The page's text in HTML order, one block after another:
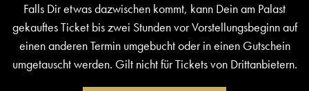
Falls Dir etwas dazwischen kommt, kann Dein am Palast
gekauftes Ticket bis zwei Stunden vor Vorstellungsbeginn auf
einen anderen Termin umgebucht oder in einen Gutschein
umgetauscht werden. Gilt nicht für Tickets von Drittanbietern.